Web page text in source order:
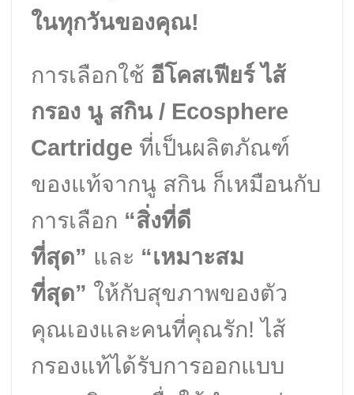
ในทุกวันของคุณ!
การเลือกใช้ อีโคสเฟียร์ ไส้
กรอง นู สกิน / Ecosphere
Cartridge ที่เป็นผลิตภัณฑ์
ของแท้จากนู สกิน ก็เหมือนกับ
การเลือก “สิ่งที่ดี
ที่สุด” และ “เหมาะสม
ที่สุด” ให้กับสุขภาพของตัว
คุณเองและคนที่คุณรัก! ไส้
กรองแท้ได้รับการออกแบบ